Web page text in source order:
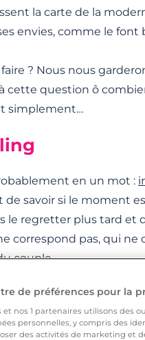
la carte de la
envies, comme le font
? Nous nous
cette question ô
simplement…
en un mot :
de savoir si le moment
le regretter plus tard et
correspond pas, qui ne
couple.
vous avez tous les
présent, mais aussi
de cette histoire
de préférences pour la
et nos 1 partenaires utilisons des
personnelles, y compris des
des activités de marketing et